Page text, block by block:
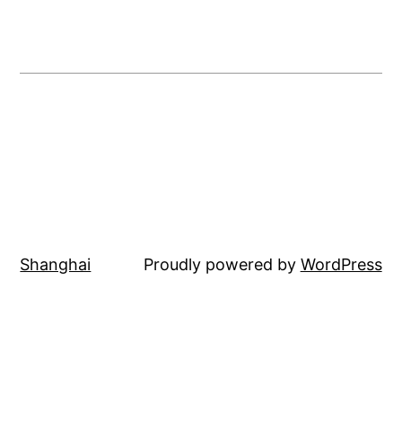
Shanghai Proudly powered by WordPress